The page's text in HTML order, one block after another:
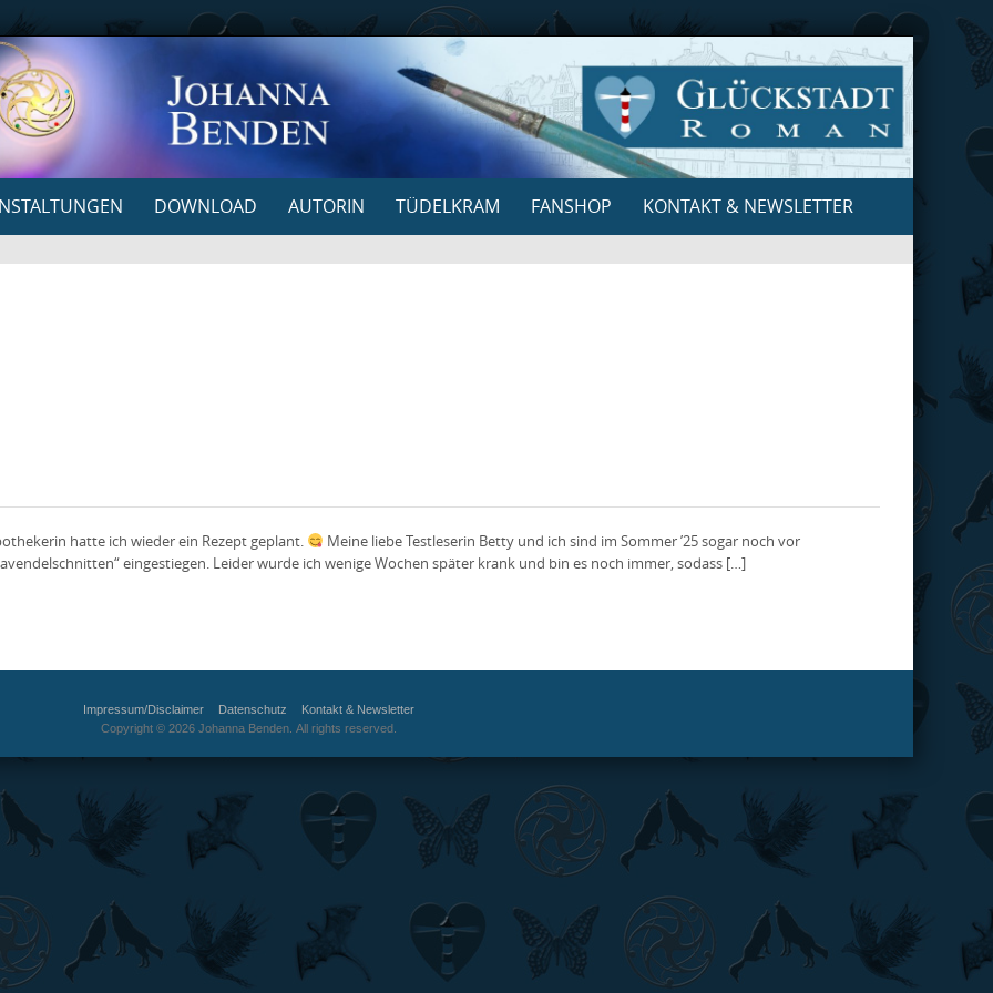
DOWNLOAD AUTORIN TÜDELKRAM FANSHOP KONTAKT & NEWSLETTER
hatte ich wieder ein Rezept geplant.
Meine liebe Testleserin Betty und ich sind im Sommer ’25 sogar noch vor
eingestiegen. Leider wurde ich wenige Wochen später krank und bin es noch immer, sodass […]
Impressum/Disclaimer Datenschutz
Kontakt & Newsletter
Copyright © 2026 Johanna Benden. All rights reserved.